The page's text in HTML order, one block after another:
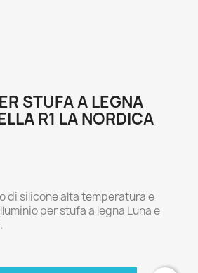
STUFA A LEGNA
R1 LA NORDICA
di silicone alta temperatura e
per stufa a legna Luna e